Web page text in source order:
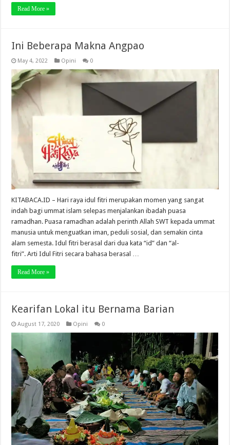
Read More »
Ini Beberapa Makna Angpao
May 4, 2022 Opini 0
KITABACA.ID – Hari raya idul fitri merupakan momen yang sangat
indah bagi ummat islam selepas menjalankan ibadah puasa
ramadhan. Puasa ramadhan adalah perinth Allah SWT kepada ummat
manusia untuk menguatkan iman, peduli sosial, dan semakin cinta
alam semesta. Idul fitri berasal dari dua kata “id” dan “al-
fitri”. Arti Idul Fitri secara bahasa berasal …
Read More »
Kearifan Lokal itu Bernama Barian
August 17, 2020 Opini 0